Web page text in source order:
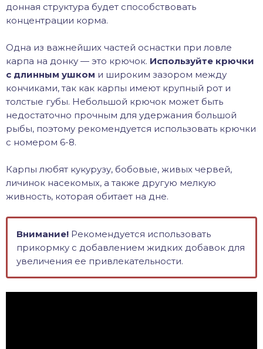
донная структура будет способствовать
концентрации корма.
Одна из важнейших частей оснастки при ловле
карпа на донку — это крючок. Используйте крючки
с длинным ушком и широким зазором между
кончиками, так как карпы имеют крупный рот и
толстые губы. Небольшой крючок может быть
недостаточно прочным для удержания большой
рыбы, поэтому рекомендуется использовать крючки
с номером 6-8.
Карпы любят кукурузу, бобовые, живых червей,
личинок насекомых, а также другую мелкую
живность, которая обитает на дне.
Внимание! Рекомендуется использовать
прикормку с добавлением жидких добавок для
увеличения ее привлекательности.